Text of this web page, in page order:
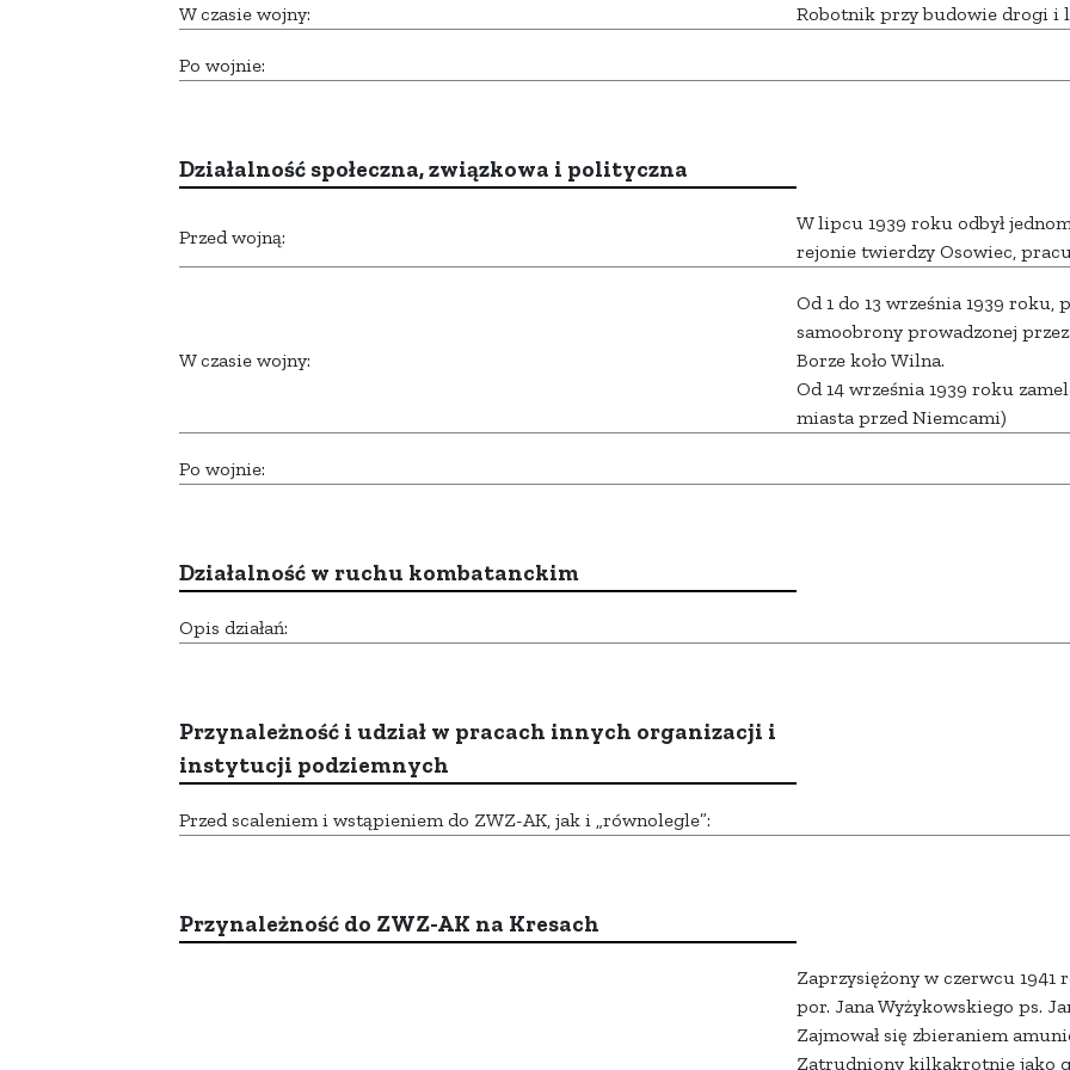
W czasie wojny: Robotnik przy budowie drogi i
Po wojnie:
Działalność społeczna, związkowa i polityczna
Przed wojną:
W lipcu 1939 roku odbył
rejonie twierdzy Osowiec,
W czasie wojny:
Od 1 do 13 września 1939 roku,
samoobrony prowadzonej
Borze koło Wilna.
Od 14 września 1939 roku
miasta przed Niemcami)
Po wojnie:
Działalność w ruchu kombatanckim
Opis działań:
Przynależność i udział w pracach innych organizacji i
instytucji podziemnych
Przed scaleniem i wstąpieniem do ZWZ-AK, jak i „równolegle”:
Przynależność do ZWZ-AK na Kresach
Zaprzysiężony w czerwcu
por. Jana Wyżykowskiego ps.
Zajmował się zbieraniem
Zatrudniony kilkakrotnie jako